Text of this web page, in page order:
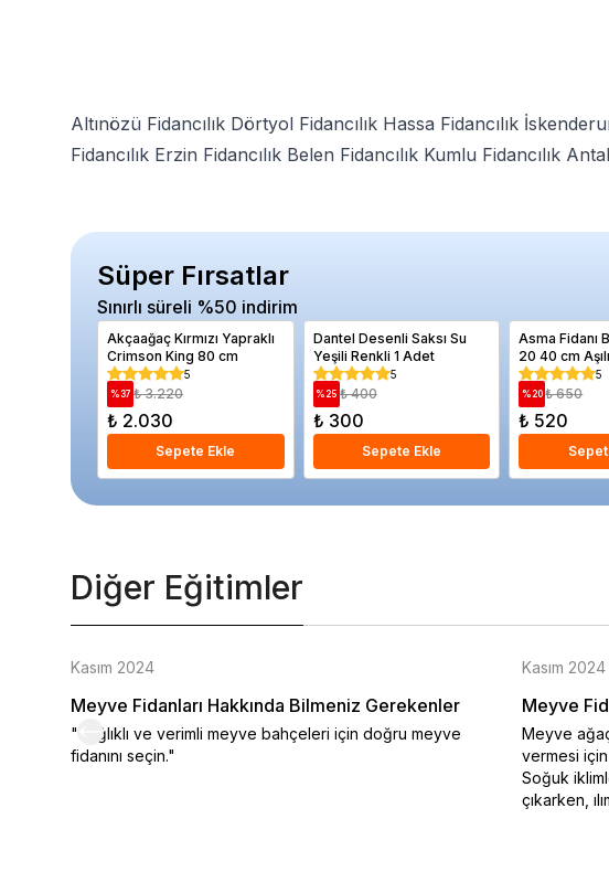
Altınözü Fidancılık Dörtyol Fidancılık Hassa Fidancılık
Fidancılık Erzin Fidancılık Belen Fidancılık Kumlu Fidancılık
Süper Fırsatlar
Sınırlı süreli %50 indirim
Akçaağaç Kırmızı Yapraklı
Crimson King 80 cm
5
%37 ₺ 3.220
₺ 2.030
Sepete Ekle
Dantel Desenli Saksı Su
Yeşili Renkli 1 Adet
5
%25 ₺ 400
₺ 300
Sepete Ekle
Asma Fidanı
20 40 cm
5
%20 ₺ 650
₺ 520
Diğer Eğitimler
Kasım 2024
Meyve Fidanları Hakkında Bilmeniz Gerekenler
"Sağlıklı ve verimli meyve bahçeleri için doğru meyve
fidanını seçin."
Kasım 2024
Meyve
Meyve
vermesi
Soğuk
çıkarken,